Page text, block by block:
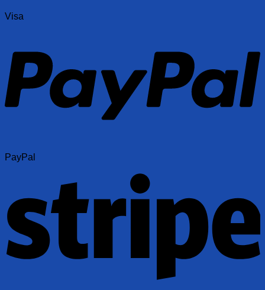
Visa
PayPal